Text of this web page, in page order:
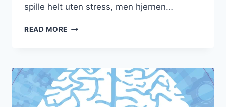
spille helt uten stress, men hjernen…
READ MORE EASYBRAIN